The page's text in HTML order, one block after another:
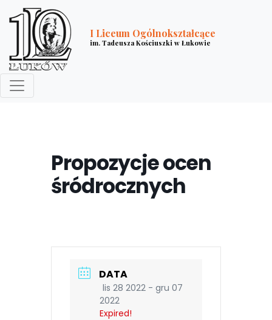
I Liceum Ogólnokształcące
im. Tadeusza Kościuszki w Łukowie
Propozycje ocen
śródrocznych
DATA
lis 28 2022 - gru 07
2022
Expired!